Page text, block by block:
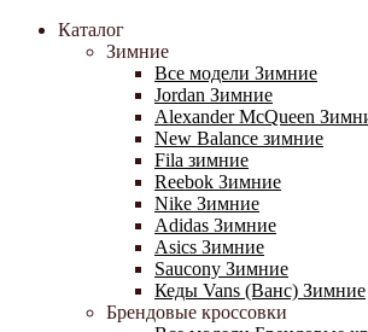
Каталог
Зимние
Все модели Зимние
Jordan Зимние
Alexander McQueen
New Balance зимние
Fila зимние
Reebok Зимние
Nike Зимние
Adidas Зимние
Asics Зимние
Saucony Зимние
Кеды Vans (Ванс) Зимние
Брендовые кроссовки